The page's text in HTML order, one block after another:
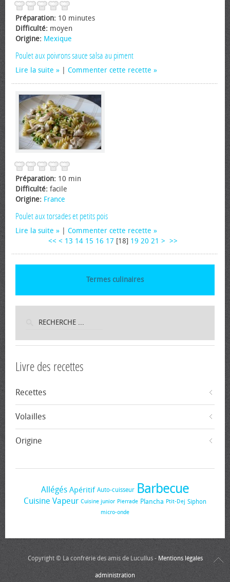
Préparation: 10 minutes
Difficulté: moyen
Origine: Mexique
Poulet aux poivrons sauce salsa au piment
Lire la suite Commenter cette recette
Préparation: 10 min
Difficulté: facile
Origine: France
Poulet aux torsades et petits pois
Lire la suite
Commenter cette recette
<< < 13 14 15 16 17 [18] 19 20 21 > >>
Termes culinaires
Livre des recettes
Recettes
Volailles
Origine
Allégés Apéritif Auto-cuisseur Barbecue
Cuisine Vapeur Cuisine junior Pierrade Plancha Ptit-Dej Siphon
micro-onde
Copyright © La confrérie des amis de Lucullus - Mentions légales
administration